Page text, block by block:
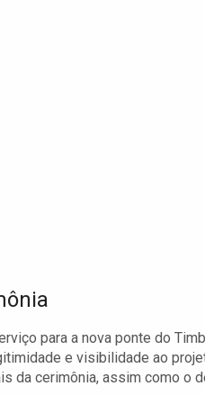
para a nova ponte do
e visibilidade ao
da cerimônia, assim como o